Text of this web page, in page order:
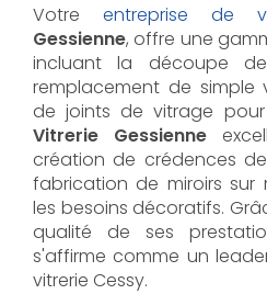
Votre entreprise de
Gessienne, offre une
incluant la découpe
remplacement de
de joints de vitrage
Vitrerie Gessienne
création de crédences
fabrication de miroirs
les besoins décoratifs.
qualité de ses
s'affirme comme un
vitrerie Cessy.